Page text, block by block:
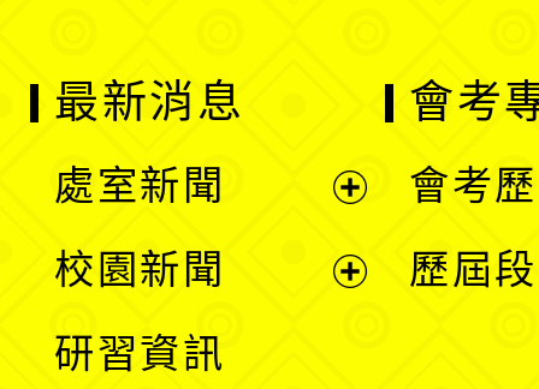
最新消息
處室新聞
校園新聞
研習資訊
會考
會考
歷屆